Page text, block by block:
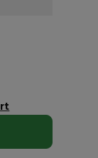
Camel